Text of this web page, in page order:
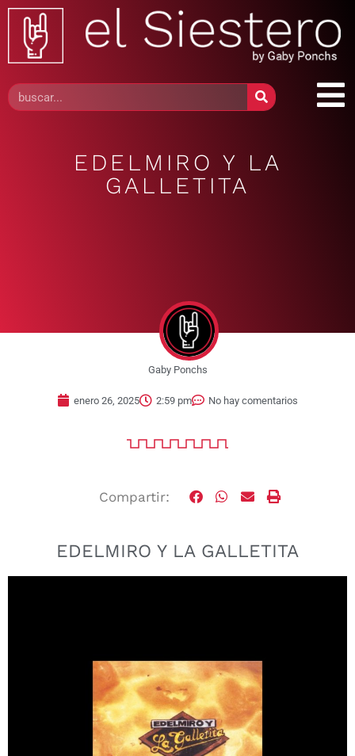
EDELMIRO Y LA
GALLETITA
Gaby Ponchs
enero 26, 2025 2:59 pm No hay comentarios
Compartir:
EDELMIRO Y LA GALLETITA